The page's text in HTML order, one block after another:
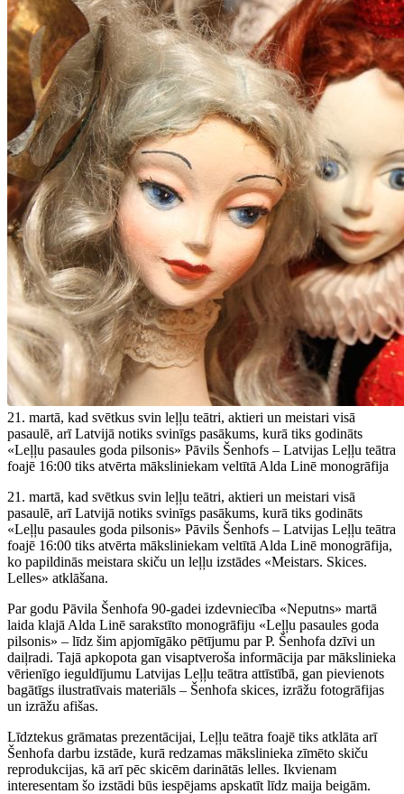
21. martā, kad svētkus svin leļļu teātri, aktieri un meistari visā
pasaulē, arī Latvijā notiks svinīgs pasākums, kurā tiks godināts
«Leļļu pasaules goda pilsonis» Pāvils Šenhofs – Latvijas Leļļu teātra
foajē 16:00 tiks atvērta māksliniekam veltītā Alda Linē monogrāfija
21. martā, kad svētkus svin leļļu teātri, aktieri un meistari visā
pasaulē, arī Latvijā notiks svinīgs pasākums, kurā tiks godināts
«Leļļu pasaules goda pilsonis» Pāvils Šenhofs – Latvijas Leļļu teātra
foajē 16:00 tiks atvērta māksliniekam veltītā Alda Linē monogrāfija,
ko papildinās meistara skiču un leļļu izstādes «Meistars. Skices.
Lelles» atklāšana.
Par godu Pāvila Šenhofa 90-gadei izdevniecība «Neputns» martā
laida klajā Alda Linē sarakstīto monogrāfiju «Leļļu pasaules goda
pilsonis» – līdz šim apjomīgāko pētījumu par P. Šenhofa dzīvi un
daiļradi. Tajā apkopota gan visaptveroša informācija par mākslinieka
vērienīgo ieguldījumu Latvijas Leļļu teātra attīstībā, gan pievienots
bagātīgs ilustratīvais materiāls – Šenhofa skices, izrāžu fotogrāfijas
un izrāžu afišas.
Līdztekus grāmatas prezentācijai, Leļļu teātra foajē tiks atklāta arī
Šenhofa darbu izstāde, kurā redzamas mākslinieka zīmēto skiču
reprodukcijas, kā arī pēc skicēm darinātās lelles. Ikvienam
interesentam šo izstādi būs iespējams apskatīt līdz maija beigām.